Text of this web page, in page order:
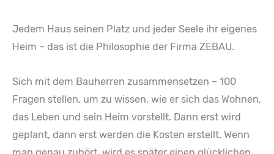
Jedem Haus seinen Platz und jeder Seele ihr eigenes
Heim – das ist die Philosophie der Firma ZEBAU.
Sich mit dem Bauherren zusammensetzen – 100
Fragen stellen, um zu wissen, wie er sich das Wohnen,
das Leben und sein Heim vorstellt. Dann erst wird
geplant, dann erst werden die Kosten erstellt. Wenn